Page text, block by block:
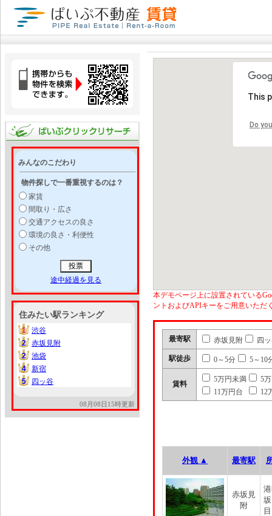
みんなのこだわり
物件探しで一番重視するのは？
家賃
間取り・広さ
交通アクセスの良さ
環境の良さ・利便性
その他
途中経過を見る
住みたい駅ランキング
1
1
渋谷
2
2
赤坂見附
2
2
池袋
4
4
新宿
5
5 四ッ谷
08月08日15時更新
This
Do
本デモページ上に設置されている
ントおよびAPIキーをご用意いただ
最寄駅 赤坂見附 四
駅徒歩 0～5分 5～10
賃料
5万円未満
5
11万円台
12
外観 ▲ 最寄駅
赤坂見
附
目